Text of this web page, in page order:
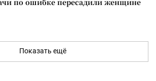
Показать ещё